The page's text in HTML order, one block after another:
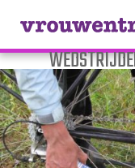
Tag